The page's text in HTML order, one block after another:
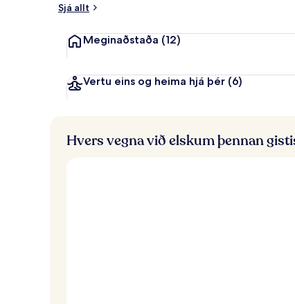
Sjá allt
Meginaðstaða (12)
Vertu eins og heima hjá þér (6)
Hvers vegna við elskum þennan